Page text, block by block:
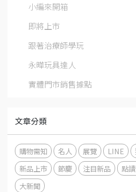
小編來開箱
即將上市
跟著治療師學玩
永曄玩具達人
實體門市銷售據點
文章分類
購物需知 名人 展覽 LINE
新品上市
節慶 注目新品 點
大新聞